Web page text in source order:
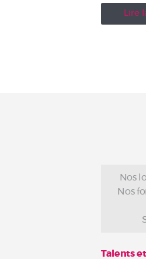
Lire
Nos
Nos
Talents